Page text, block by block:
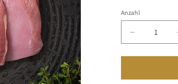
Anzahl
Verringere
die
Menge
Bio-